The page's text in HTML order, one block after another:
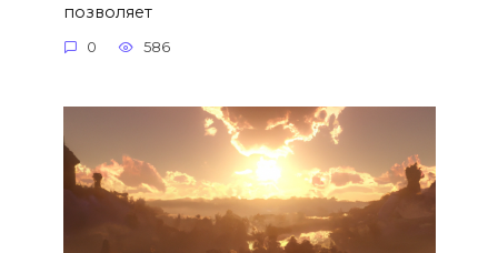
позволяет
0 586